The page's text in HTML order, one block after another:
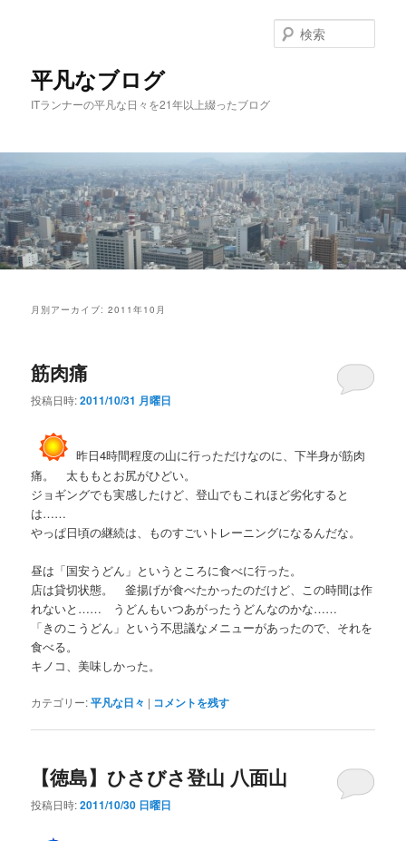
移
動
動
平凡なブログ
ITランナーの平凡な日々を21年以上綴ったブログ
索
月別アーカイブ:2011年10月
筋肉痛
投稿日時:2011/10/31 月曜日
昨日4時間程度の山に行っただけなのに、下半身が筋肉
痛。 太ももとお尻がひどい。
ジョギングでも実感したけど、登山でもこれほど劣化すると
は……
やっぱ日頃の継続は、ものすごいトレーニングになるんだな。
昼は「国安うどん」というところに食べに行った。
店は貸切状態。 釜揚げが食べたかったのだけど、この時間は作
れないと…… うどんもいつあがったうどんなのかな……
「きのこうどん」という不思議なメニューがあったので、それを
食べる。
キノコ、美味しかった。
カテゴリー:平凡な日々 | コメントを残す
【徳島】ひさびさ登山 八面山
投稿日時:2011/10/30 日曜日